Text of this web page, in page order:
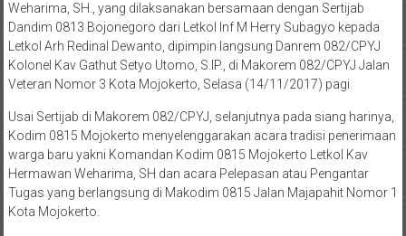
Weharima, SH., yang dilaksanakan bersamaan dengan Sertijab
Dandim 0813 Bojonegoro dari Letkol Inf M Herry Subagyo kepada
Letkol Arh Redinal Dewanto, dipimpin langsung Danrem 082/CPYJ
Kolonel Kav Gathut Setyo Utomo, S.IP., di Makorem 082/CPYJ Jalan
Veteran Nomor 3 Kota Mojokerto, Selasa (14/11/2017) pagi.
Usai Sertijab di Makorem 082/CPYJ, selanjutnya pada siang harinya,
Kodim 0815 Mojokerto menyelenggarakan acara tradisi penerimaan
warga baru yakni Komandan Kodim 0815 Mojokerto Letkol Kav
Hermawan Weharima, SH dan acara Pelepasan atau Pengantar
Tugas yang berlangsung di Makodim 0815 Jalan Majapahit Nomor 1
Kota Mojokerto.